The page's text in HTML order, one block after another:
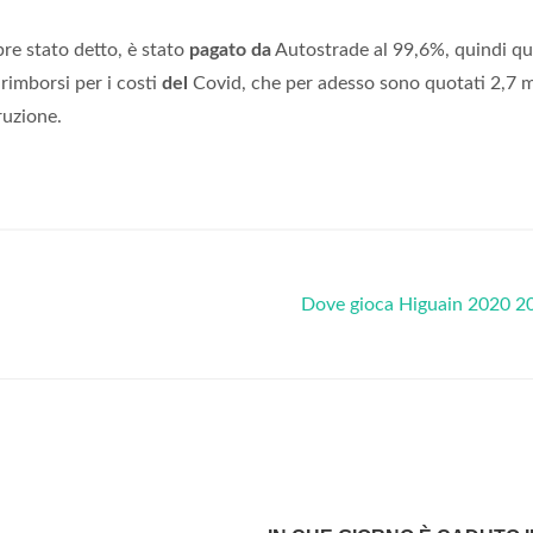
stato detto, è stato pagato daAutostrade al 99,6%, quindi
per i costi del Covid, che per adesso sono quotati 2,7
Dove gioca Higuain 2020